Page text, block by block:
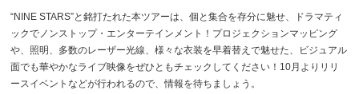
“NINE STARS”と銘打たれた本ツアーは、個と集合を存分に魅せ、ドラマティ
ックでノンストップ・エンターテインメント！プロジェクションマッピング
や、照明、多数のレーザー光線、様々な衣装を早着替えで魅せた、ビジュアル
面でも華やかなライブ映像をぜひともチェックしてください！10月よりリリ
ースイベントなどが行われるので、情報を待ちましょう。